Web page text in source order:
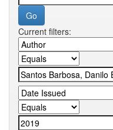
Current filters: